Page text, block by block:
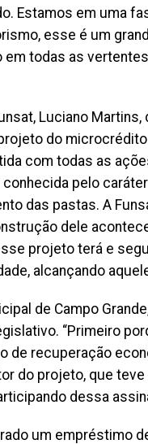
Estamos em uma
esse é um
em todas as
Luciano
do
com todas as
pelo
das pastas. A
dele
projeto terá e
alcançando
de Campo
“Primeiro
de recuperação
do projeto, que
dessa
um empréstimo